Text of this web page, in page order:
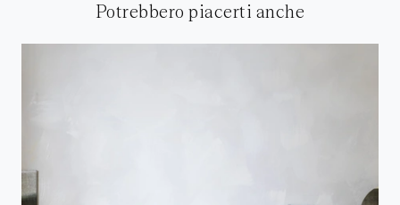
Potrebbero piacerti anche